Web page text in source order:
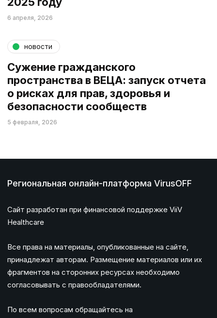
6 апреля, 2026
новости
Сужение гражданского
пространства в ВЕЦА: запуск отчета
о рисках для прав, здоровья и
безопасности сообществ
5 февраля, 2026
Региональная онлайн-платформа VirusOFF
Сайт разработан при финансовой поддержке ViiV
Healthcare
Все права на материалы, опубликованные на сайте,
принадлежат авторам. Размещение материалов или их
фрагментов на сторонних ресурсах необходимо
согласовывать с правообладателями.
По всем вопросам обращайтесь на